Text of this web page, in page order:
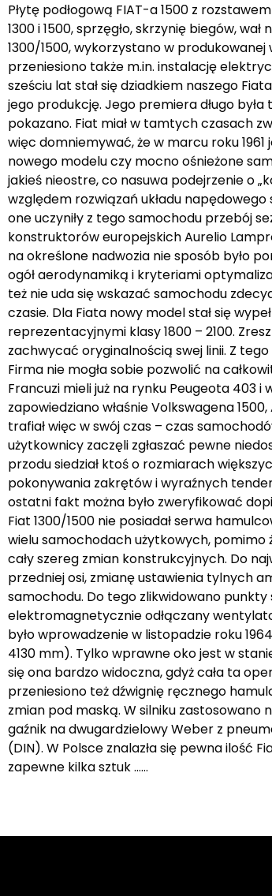
Płytę podłogową FIAT-a 1500 z
1300 i 1500, sprzęgło, skrzynię biegów,
1300/1500, wykorzystano w produkowanej
przeniesiono także m.in. instalację
sześciu lat stał się dziadkiem naszego
jego produkcję. Jego premiera długo
pokazano. Fiat miał w tamtych czasach
więc domniemywać, że w marcu roku
nowego modelu czy mocno ośnieżone
jakieś nieostre, co nasuwa podejrzenie o
względem rozwiązań układu napędowego
one uczyniły z tego samochodu przebój
konstruktorów europejskich Aurelio
na określone nadwozia nie sposób było
ogół aerodynamiką i kryteriami
też nie uda się wskazać samochodu
czasie. Dla Fiata nowy model stał się
reprezentacyjnymi klasy 1800 – 2100.
zachwycać oryginalnością swej linii. Z
Firma nie mogła sobie pozwolić na
Francuzi mieli już na rynku Peugeota 403
zapowiedziano właśnie Volkswagena
trafiał więc w swój czas – czas
użytkownicy zaczęli zgłaszać pewne
przodu siedział ktoś o rozmiarach
pokonywania zakrętów i wyraźnych
ostatni fakt można było zweryfikować
Fiat 1300/1500 nie posiadał serwa
wielu samochodach użytkowych, pomimo
cały szereg zmian konstrukcyjnych. Do
przedniej osi, zmianę ustawienia tylnych
samochodu. Do tego zlikwidowano
elektromagnetycznie odłączany
było wprowadzenie w listopadzie roku
4130 mm). Tylko wprawne oko jest w
się ona bardzo widoczna, gdyż cała ta
przeniesiono też dźwignię ręcznego
zmian pod maską. W silniku zastosowano
gaźnik na dwugardzielowy Weber z
(DIN). W Polsce znalazła się pewna ilość
zapewne kilka sztuk ……